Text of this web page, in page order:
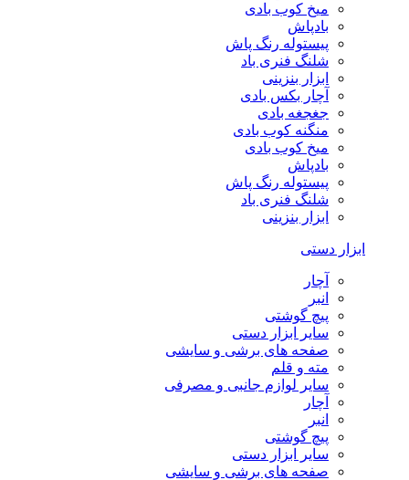
میخ کوب بادی
بادپاش
پیستوله رنگ پاش
شلنگ فنری باد
ابزار بنزینی
آچار بکس بادی
جغجغه بادی
منگنه کوب بادی
میخ کوب بادی
بادپاش
پیستوله رنگ پاش
شلنگ فنری باد
ابزار بنزینی
ابزار دستی
آچار
انبر
پیچ گوشتی
سایر ابزار دستی
صفحه های برشی و سایشی
مته و قلم
سایر لوازم جانبی و مصرفی
آچار
انبر
پیچ گوشتی
سایر ابزار دستی
صفحه های برشی و سایشی